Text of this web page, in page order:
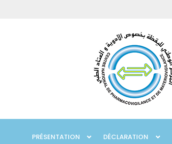
PRÉSENTATION DÉCLARATION